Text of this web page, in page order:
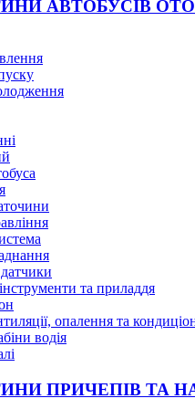
АВТОБУСІВ
та приладдя
опалення та
водія
ПРИЧЕПІВ ТА